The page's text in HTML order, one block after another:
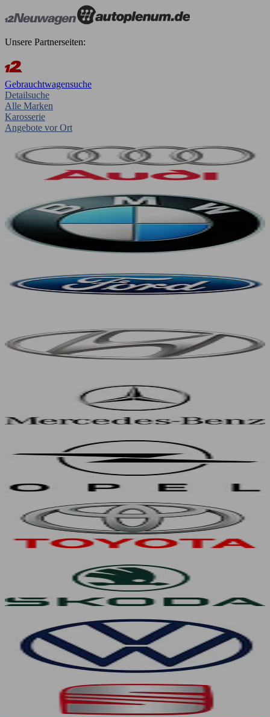
Unsere Partnerseiten:
Gebrauchtwagensuche
Detailsuche
Alle Marken
Karosserie
Angebote vor Ort